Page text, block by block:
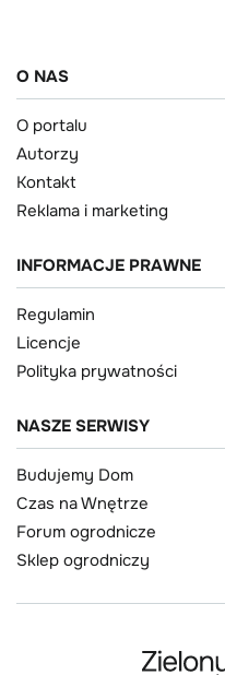
O NAS
O portalu
Autorzy
Kontakt
Reklama i marketing
INFORMACJE PRAWNE
Regulamin
Licencje
Polityka prywatności
NASZE SERWISY
Budujemy Dom
Czas na Wnętrze
Forum ogrodnicze
Sklep ogrodniczy